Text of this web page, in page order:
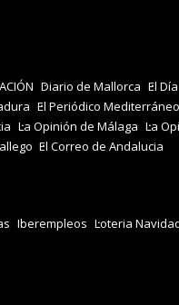
Diario de Mallorca El Día
El Periódico Mediterráneo
La Opinión de Málaga La
El Correo de Andalucia
Iberempleos Loteria